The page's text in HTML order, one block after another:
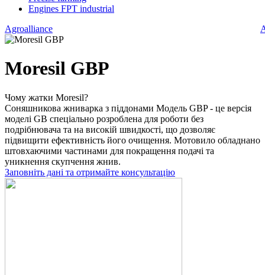
Engines FPT industrial
Agroalliance
Moresil GBP
Чому жатки Moresil?
Соняшникова жниварка з піддонами Модель GBP - це версія
моделі GB спеціально розроблена для роботи без
подрібнювача та на високій швидкості, що дозволяє
підвищити ефективність його очищення. Мотовило обладнано
штовхаючими частинами для покращення подачі та
уникнення скупчення жнив.
Заповніть дані та отримайте консультацію